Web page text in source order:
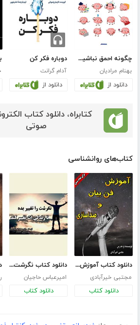
چگونه احمق نباشیم و درست فکر کنیم
بهنام مرادیان
دانلود از
دوباره فکر کن
آدام گرانت
دانلود از
کتابراه، دانلود کتاب
صوتی
کتاب‌های روانشناسی
دانلود کتاب آموزش فن بیان و صداسازی
مجتبی خیرآبادی
دانلود کتاب
دانلود کتاب نگرشت را تغییر بده تا زندگی‌ات تغییر کند
امیرعباس حاجیان
دانلود کتاب